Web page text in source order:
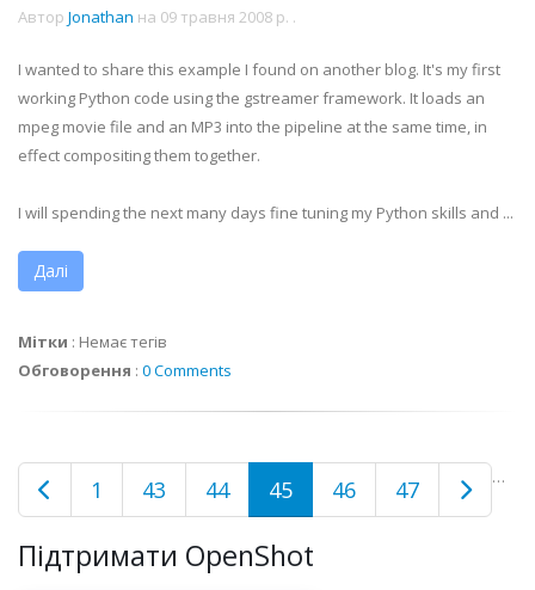
Автор Jonathan на 09 травня 2008 р. .
I wanted to share this example I found on another blog. It's my first
working Python code using the gstreamer framework. It loads an
mpeg movie file and an MP3 into the pipeline at the same time, in
effect compositing them together.
I will spending the next many days fine tuning my Python skills and ...
Далі
Мітки : Немає тегів
Обговорення : 0 Comments
1 …
43 44 45 46 47
Підтримати OpenShot